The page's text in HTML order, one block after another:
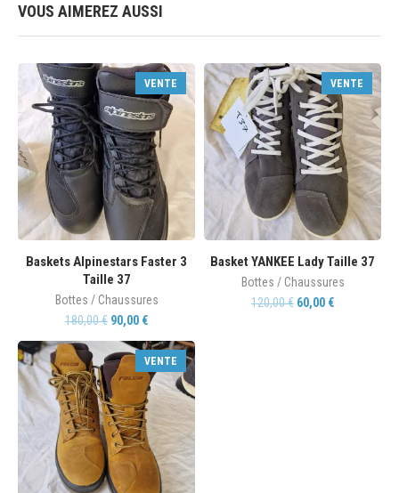
VOUS AIMEREZ AUSSI
VENTE
Baskets Alpinestars Faster 3
Taille 37
Bottes / Chaussures
180,00€ 90,00 €
VENTE
Basket YANKEE Lady Taille 37
Bottes / Chaussures
120,00€ 60,00 €
VENTE